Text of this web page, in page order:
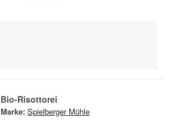
Bio-Risottorei
Marke: Spielberger Mühle